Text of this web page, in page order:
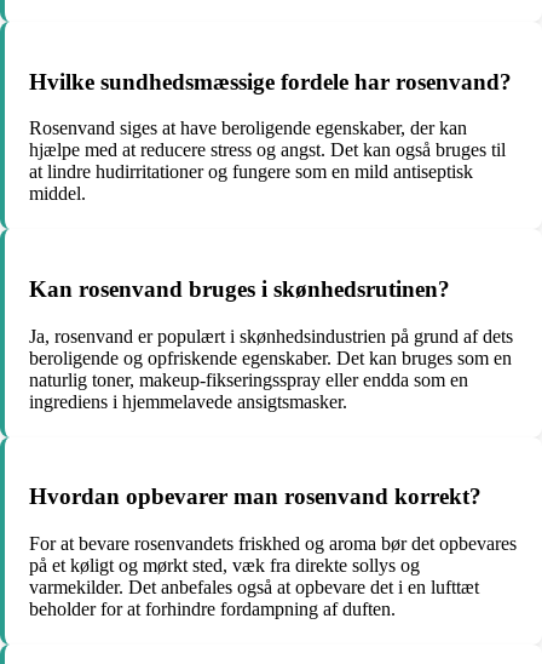
Hvilke sundhedsmæssige fordele har rosenvand?
Rosenvand siges at have beroligende egenskaber, der kan
hjælpe med at reducere stress og angst. Det kan også bruges til
at lindre hudirritationer og fungere som en mild antiseptisk
middel.
Kan rosenvand bruges i skønhedsrutinen?
Ja, rosenvand er populært i skønhedsindustrien på grund af dets
beroligende og opfriskende egenskaber. Det kan bruges som en
naturlig toner, makeup-fikseringsspray eller endda som en
ingrediens i hjemmelavede ansigtsmasker.
Hvordan opbevarer man rosenvand korrekt?
For at bevare rosenvandets friskhed og aroma bør det opbevares
på et køligt og mørkt sted, væk fra direkte sollys og
varmekilder. Det anbefales også at opbevare det i en lufttæt
beholder for at forhindre fordampning af duften.